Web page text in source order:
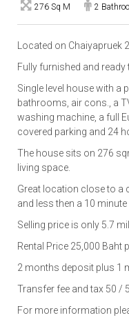
276 Sq M 2
Located on Chaiyapruek
Fully furnished and ready
Single level house with a
bathrooms, air cons., a
washing machine, a full
covered parking and 24
The house sits on 276
living space.
Great location close to a
and less then a 10
Selling price is only 5.7
Rental Price 25,000 Baht
2 months deposit plus 1
Transfer fee and tax 50 /
For more information